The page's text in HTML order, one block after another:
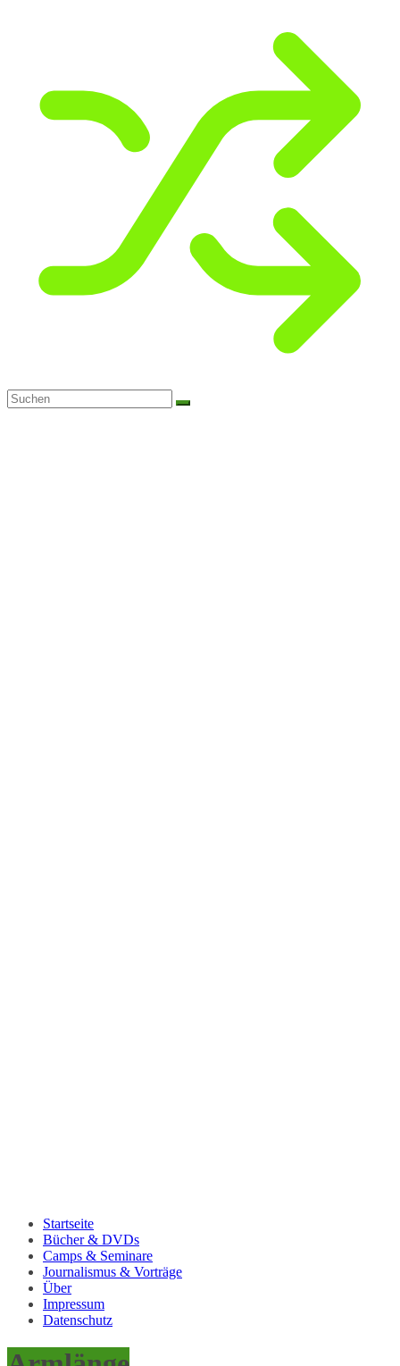
Startseite
Bücher & DVDs
Camps & Seminare
Journalismus & Vorträge
Über
Impressum
Datenschutz